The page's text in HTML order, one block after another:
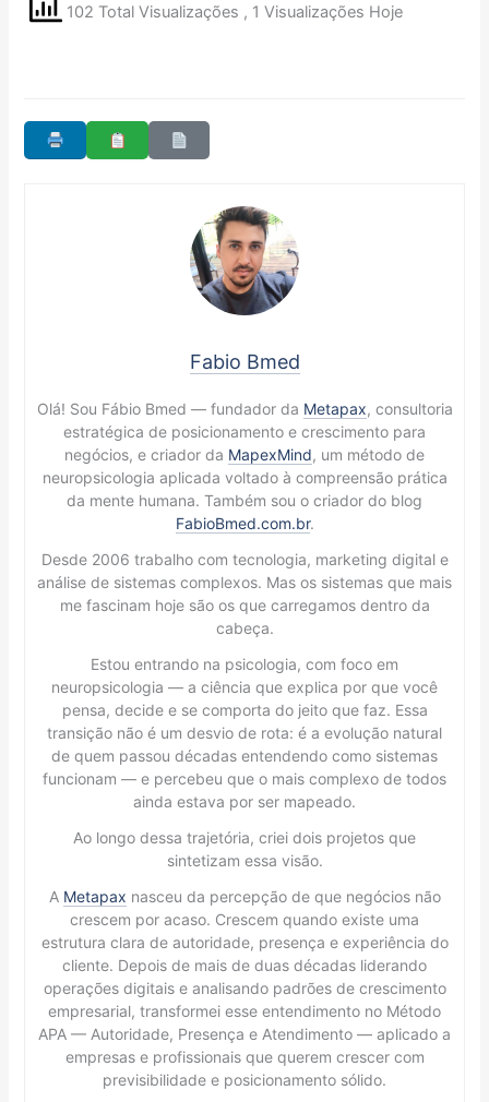
102 Total Visualizações , 1 Visualizações Hoje
Fabio Bmed
Olá! Sou Fábio Bmed — fundador da Metapax, consultoria
estratégica de posicionamento e crescimento para
negócios, e criador da MapexMind, um método de
neuropsicologia aplicada voltado à compreensão prática
da mente humana. Também sou o criador do blog
FabioBmed.com.br.
Desde 2006 trabalho com tecnologia, marketing digital e
análise de sistemas complexos. Mas os sistemas que mais
me fascinam hoje são os que carregamos dentro da
cabeça.
Estou entrando na psicologia, com foco em
neuropsicologia — a ciência que explica por que você
pensa, decide e se comporta do jeito que faz. Essa
transição não é um desvio de rota: é a evolução natural
de quem passou décadas entendendo como sistemas
funcionam — e percebeu que o mais complexo de todos
ainda estava por ser mapeado.
Ao longo dessa trajetória, criei dois projetos que
sintetizam essa visão.
A Metapax nasceu da percepção de que negócios não
crescem por acaso. Crescem quando existe uma
estrutura clara de autoridade, presença e experiência do
cliente. Depois de mais de duas décadas liderando
operações digitais e analisando padrões de crescimento
empresarial, transformei esse entendimento no Método
APA — Autoridade, Presença e Atendimento — aplicado a
empresas e profissionais que querem crescer com
previsibilidade e posicionamento sólido.